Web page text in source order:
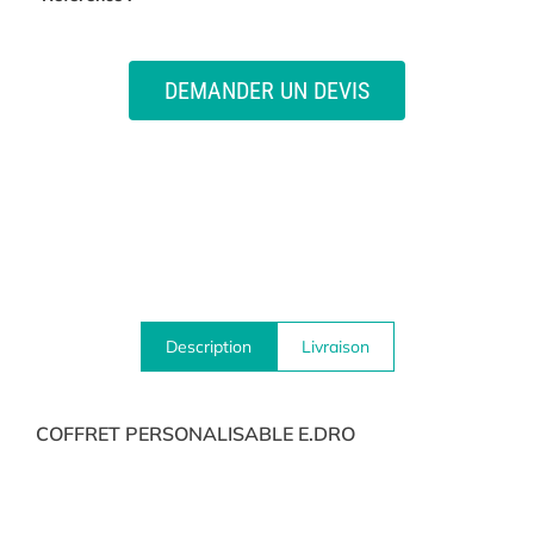
DEMANDER UN DEVIS
Description Livraison
COFFRET PERSONALISABLE E.DRO